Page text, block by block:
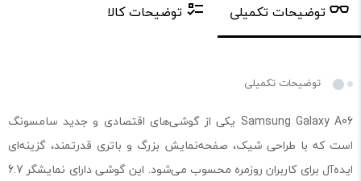
توضیحات تکمیلی توضیحات کالا
توضیحات تکمیلی
Samsung Galaxy A06 یکی از گوشی‌های اقتصادی و جدید سامسونگ
است که با طراحی شیک، صفحه‌نمایش بزرگ و باتری قدرتمند، گزینه‌ای
ایده‌آل برای کاربران روزمره محسوب می‌شود. این گوشی دارای نمایشگر 6.7